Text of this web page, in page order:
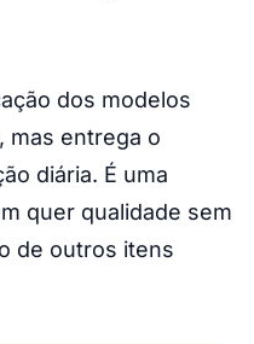
dos modelos
mas entrega o
diária. É uma
quer qualidade sem
de outros itens